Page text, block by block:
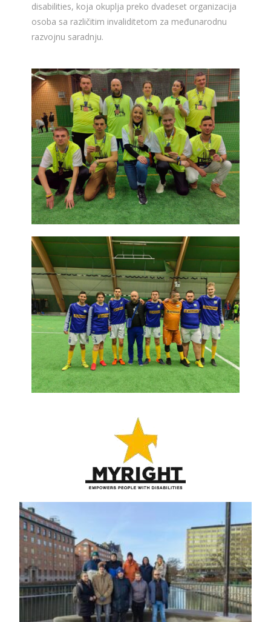
disabilities, koja okuplja preko dvadeset organizacija
osoba sa različitim invaliditetom za međunarodnu
razvojnu saradnju.